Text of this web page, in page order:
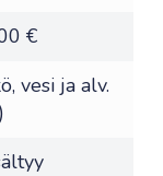
€
vesi ja alv.